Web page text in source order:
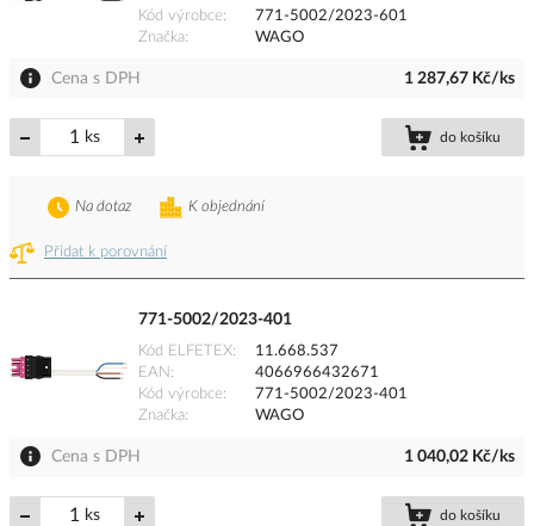
Kód výrobce
771-5002/2023-601
Značka
WAGO
Cena s DPH 1 287,67 Kč/ks
ks do košíku
Přidat k porovnání
K objednání
Na dotaz
771-5002/2023-401
Kód ELFETEX
11.668.537
EAN
4066966432671
Kód výrobce
771-5002/2023-401
Značka
WAGO
Cena s DPH 1 040,02 Kč/ks
ks do košíku